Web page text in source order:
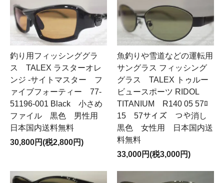
釣り用フィッシンググラ
ス TALEX ラスターオレ
ンジ -サイトマスター フ
ァイブフォーティー 77-
51196-001 Black 小さめ
ファイル 黒色 男性用
日本国内送料無料
30,800円(税2,800円)
魚釣りや雪道などの運転用
サングラス フィッシング
グラス TALEX トゥルー
ビュースポーツ RIDOL
TITANIUM R140 05 57ﾛ
15 57サイズ つや消し
黒色 女性用 日本国内送
料無料
33,000円(税3,000円)